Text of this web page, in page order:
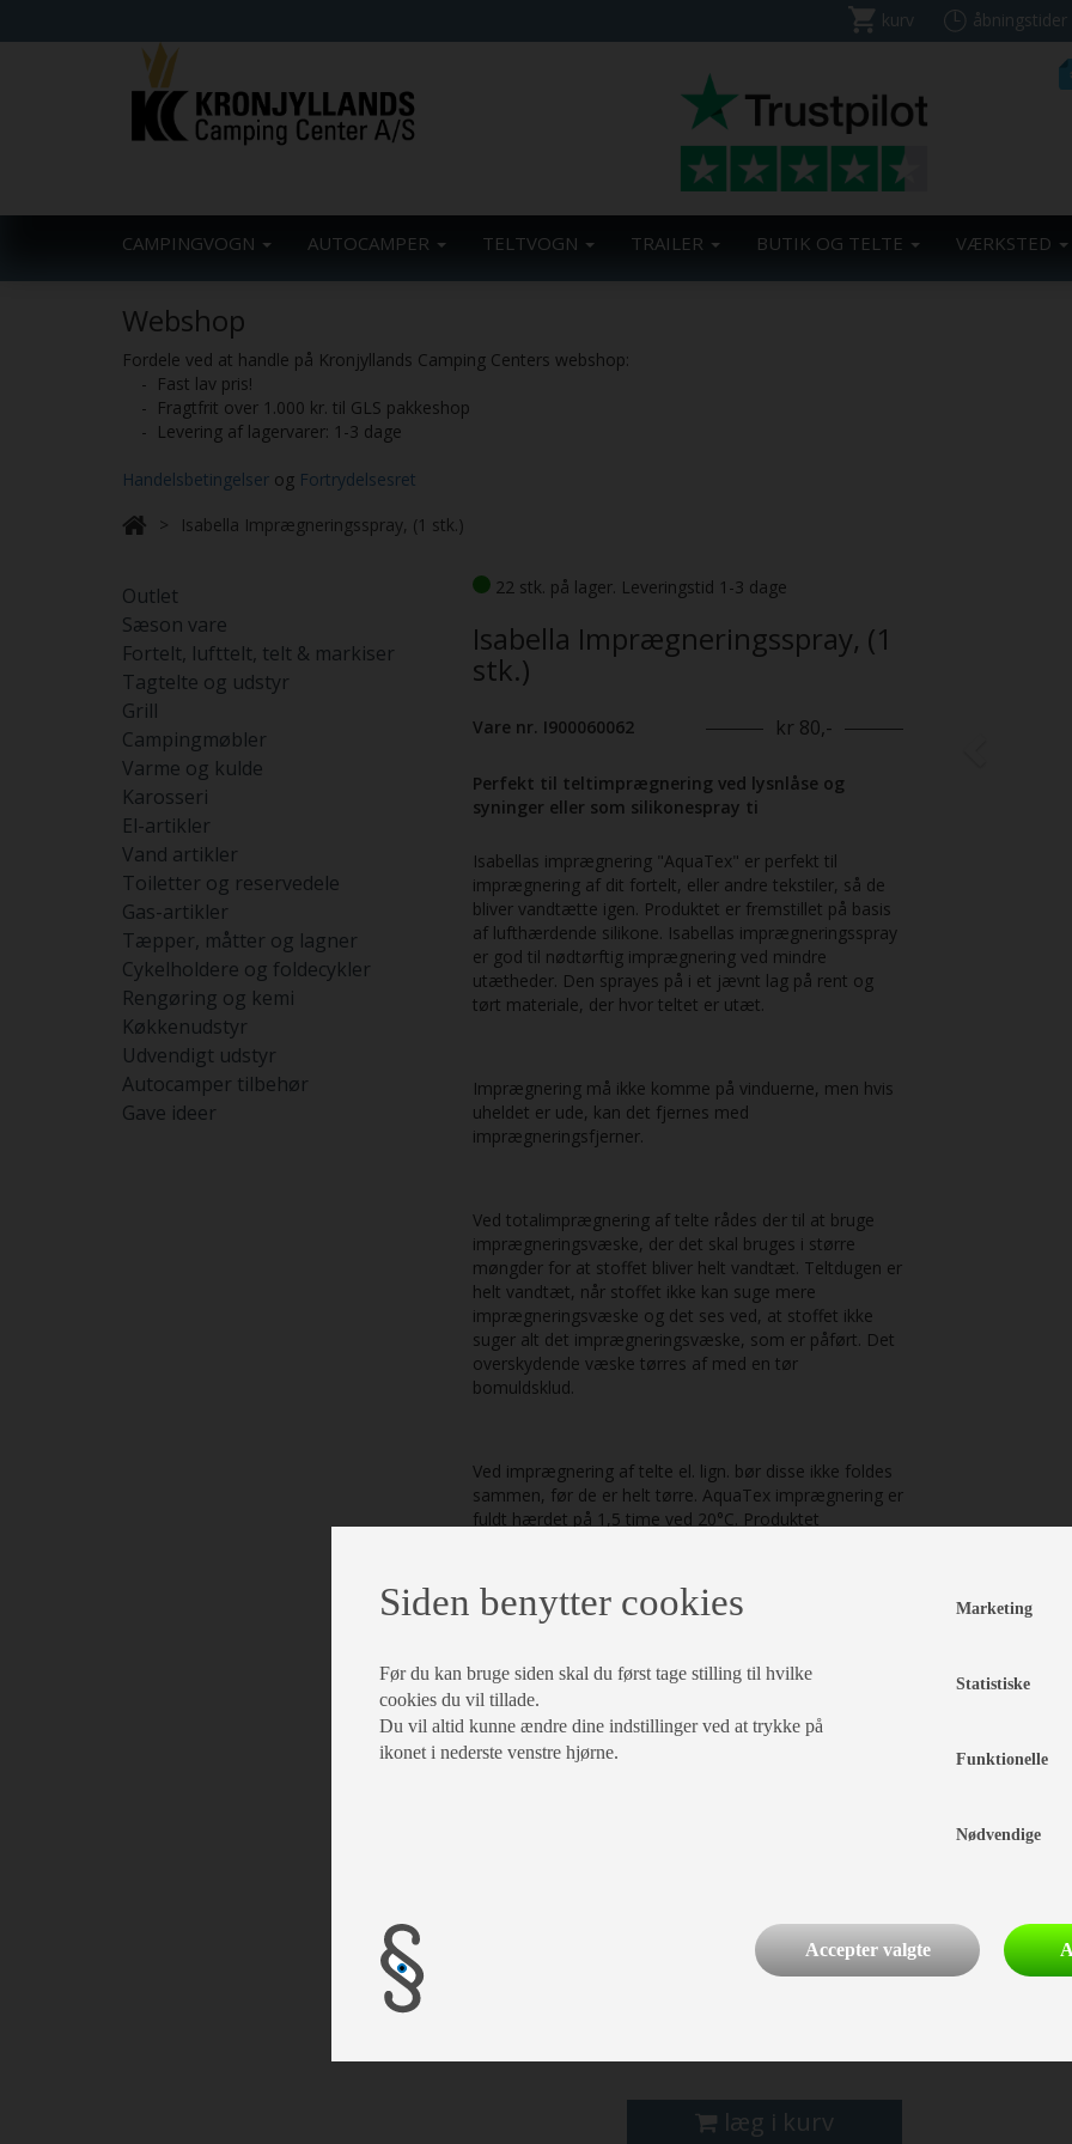
kurv åbningstider
CAMPINGVOGN AUTOCAMPER TELTVOGN TRAILER BUTIK OG TELTE VÆRKSTED
Webshop
Fordele ved at handle på Kronjyllands Camping Centers webshop:
- Fast lav pris!
- Fragtfrit over 1.000 kr. til GLS pakkeshop
- Levering af lagervarer: 1-3 dage
Handelsbetingelser og Fortrydelsesret
Isabella Imprægneringsspray, (1 stk.)
Outlet
Sæson vare
Fortelt, lufttelt, telt & markiser
Tagtelte og udstyr
Grill
Campingmøbler
Varme og kulde
Karosseri
El-artikler
Vand artikler
Toiletter og reservedele
Gas-artikler
Tæpper, måtter og lagner
Cykelholdere og foldecykler
Rengøring og kemi
Køkkenudstyr
Udvendigt udstyr
Autocamper tilbehør
Gave ideer
22 stk. på lager. Leveringstid 1-3 dage
Isabella Imprægneringsspray, (1
stk.)
Vare nr. I900060062 kr 80,-
Perfekt til teltimprægnering ved lysnlåse og
syninger eller som silikonespray ti
Isabellas imprægnering "AquaTex" er perfekt til
imprægnering af dit fortelt, eller andre tekstiler, så de
bliver vandtætte igen. Produktet er fremstillet på basis
af lufthærdende silikone. Isabellas imprægneringsspray
er god til nødtørftig imprægnering ved mindre
utætheder. Den sprayes på i et jævnt lag på rent og
tørt materiale, der hvor teltet er utæt.
Imprægnering må ikke komme på vinduerne, men hvis
uheldet er ude, kan det fjernes med
imprægneringsfjerner.
Ved totalimprægnering af telte rådes der til at bruge
imprægneringsvæske, der det skal bruges i større
møngder for at stoffet bliver helt vandtæt. Teltdugen er
helt vandtæt, når stoffet ikke kan suge mere
imprægneringsvæske og det ses ved, at stoffet ikke
suger alt det imprægneringsvæske, som er påført. Det
overskydende væske tørres af med en tør
bomuldsklud.
Ved imprægnering af telte el. lign. bør disse ikke foldes
sammen, før de er helt tørre. AquaTex imprægnering er
fuldt hærdet på 1,5 time ved 20°C. Produktet
Opbevares tæt tillukket og køligt. Tåler frost.
Advarsler:
læg i kurv
Siden benytter cookies
Før du kan bruge siden skal du først tage stilling til hvilke
cookies du vil tillade.
Du vil altid kunne ændre dine indstillinger ved at trykke på
ikonet i nederste venstre hjørne.
Marketing
Statistiske
Funktionelle
Nødvendige
Accepter valgte